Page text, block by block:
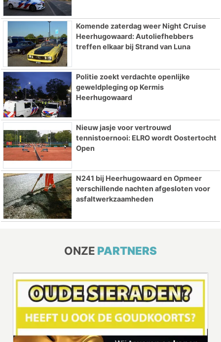
Komende zaterdag weer Night Cruise
Heerhugowaard: Autoliefhebbers
treffen elkaar bij Strand van Luna
Politie zoekt verdachte openlijke
geweldpleging op Kermis
Heerhugowaard
Nieuw jasje voor vertrouwd
tennistoernooi: ELRO wordt Oostertocht
Open
N241 bij Heerhugowaard en Opmeer
verschillende nachten afgesloten voor
asfaltwerkzaamheden
ONZE PARTNERS